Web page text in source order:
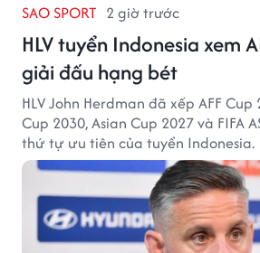
SAO SPORT 2 giờ trước
HLV tuyển Indonesia xem
giải đấu hạng bét
HLV John Herdman đã xếp AFF Cup
Cup 2030, Asian Cup 2027 và FIFA
thứ tự ưu tiên của tuyển Indonesia.